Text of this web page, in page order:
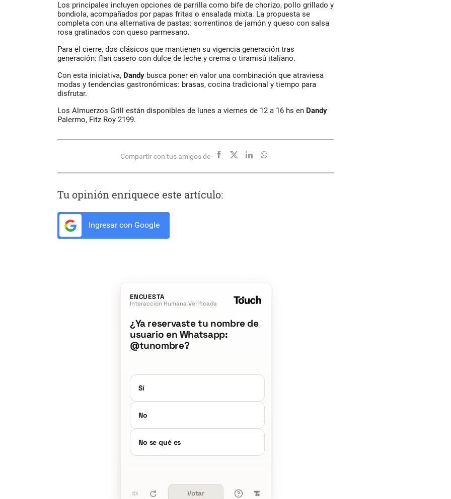
Los principales incluyen opciones de parrilla como bife de chorizo, pollo grillado y
bondiola, acompañados por papas fritas o ensalada mixta. La propuesta se
completa con una alternativa de pastas: sorrentinos de jamón y queso con salsa
rosa gratinados con queso parmesano.
Para el cierre, dos clásicos que mantienen su vigencia generación tras
generación: flan casero con dulce de leche y crema o tiramisú italiano.
Con esta iniciativa, Dandy busca poner en valor una combinación que atraviesa
modas y tendencias gastronómicas: brasas, cocina tradicional y tiempo para
disfrutar.
Los Almuerzos Grill están disponibles de lunes a viernes de 12 a 16 hs en Dandy
Palermo, Fitz Roy 2199.
Compartir con tus amigos de
Tu opinión enriquece este artículo:
Ingresar con Google
ENCUESTA
Interacción Humana Verificada
¿Ya reservaste tu nombre de
usuario en Whatsapp:
@tunombre?
Sí
No
No se qué es
Votar